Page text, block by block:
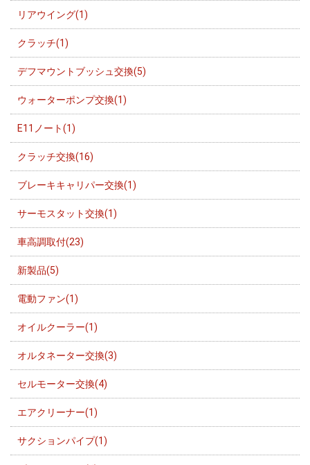
リアウイング(1)
クラッチ(1)
デフマウントブッシュ交換(5)
ウォーターポンプ交換(1)
E11ノート(1)
クラッチ交換(16)
ブレーキキャリパー交換(1)
サーモスタット交換(1)
車高調取付(23)
新製品(5)
電動ファン(1)
オイルクーラー(1)
オルタネーター交換(3)
セルモーター交換(4)
エアクリーナー(1)
サクションパイプ(1)